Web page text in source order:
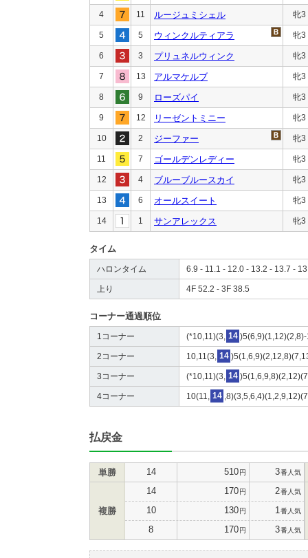
4 11 ルージュミシェル 牝3
5 5 ウィンクルティアラ 牝3
6 3 プリュネルウィンク 牝3
7 13 アルマケルブ 牝3
8 9 ローズパイ 牝3
9 12 リーゼントミニー 牝3
10 2 ジーファー 牝3
11 7 ゴールデンレディー 牝3
12 4 ブルーブルースカイ 牝3
13 6 オールスイート 牝3
14 1 サンアレックス 牝3
タイム
ハロンタイム 6.9 - 11.1 - 12.0 - 13.2 - 13.7 -
上り 4F 52.2 - 3F 38.5
コーナー通過順位
1コーナー (*10,11)(3, 14
2コーナー 10,11(3, 14
3コーナー (*10,11)(3, 14
4コーナー 10(11, 14
払戻金
単勝 14 510円 3番人気
複勝
14 170円 2番人気
10 130円 1 番人気
8 170円 3番人気